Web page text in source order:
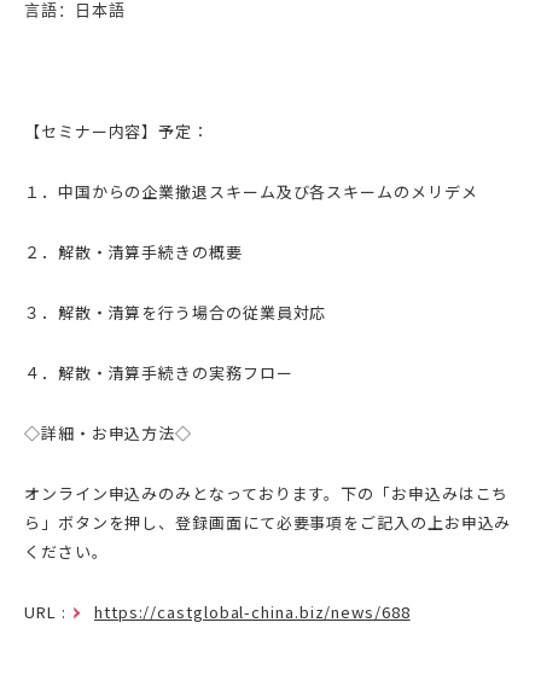
言語： 日本語
【セミナー内容】予定：
１．中国からの企業撤退スキーム及び各スキームのメリデメ
２．解散・清算手続きの概要
３．解散・清算を行う場合の従業員対応
４．解散・清算手続きの実務フロー
◇詳細・お申込方法◇
オンライン申込みのみとなっております。下の「お申込みはこち
ら 」ボタンを押し、登録画面にて必要事項をご記入の上お申込み
ください。
URL : https://castglobal-china.biz/news/688